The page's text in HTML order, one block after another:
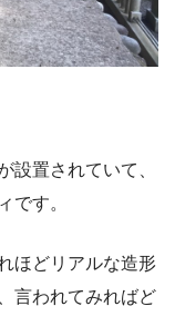
設置されていて、
です。
ほどリアルな造形
言われてみればど